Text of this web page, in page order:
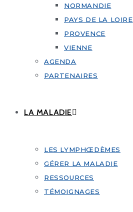
NORMANDIE
PAYS DE LA LOIRE
PROVENCE
VIENNE
AGENDA
PARTENAIRES
LA MALADIE
LES LYMPHŒDÈMES
GÉRER LA MALADIE
RESSOURCES
TÉMOIGNAGES